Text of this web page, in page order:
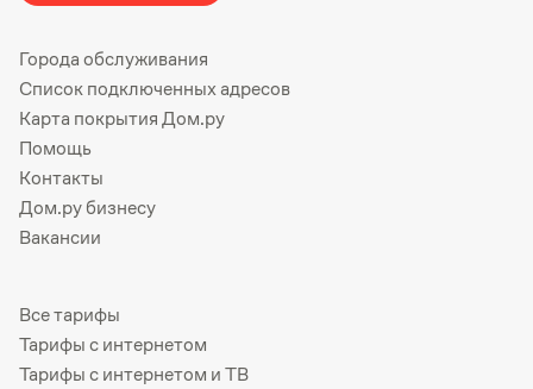
Города обслуживания
Список подключенных адресов
Карта покрытия Дом.ру
Помощь
Контакты
Дом.ру бизнесу
Вакансии
Все тарифы
Тарифы с интернетом
Тарифы с интернетом и ТВ